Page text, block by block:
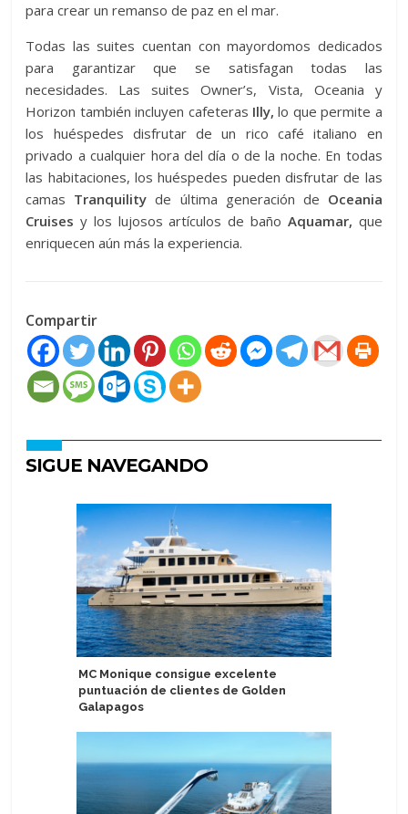
para crear un remanso de paz en el mar.
Todas las suites cuentan con mayordomos dedicados
para garantizar que se satisfagan todas las
necesidades. Las suites Owner’s, Vista, Oceania y
Horizon también incluyen cafeteras Illy, lo que permite a
los huéspedes disfrutar de un rico café italiano en
privado a cualquier hora del día o de la noche. En todas
las habitaciones, los huéspedes pueden disfrutar de las
camas Tranquility de última generación de Oceania
Cruises y los lujosos artículos de baño Aquamar, que
enriquecen aún más la experiencia.
Compartir
SIGUE NAVEGANDO
MC Monique consigue excelente
puntuación de clientes de Golden
Galapagos